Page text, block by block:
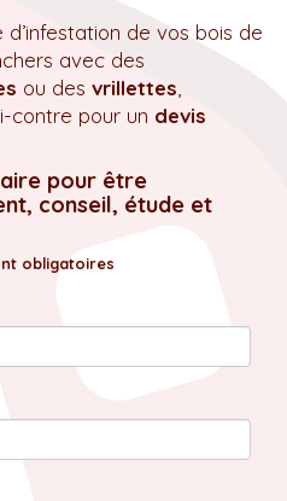
de vos bois de
avec des
ou des vrillettes
contre pour un devis
pour être
conseil, étude et
obligatoires